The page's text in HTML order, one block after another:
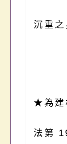
沉重之
★為
法第